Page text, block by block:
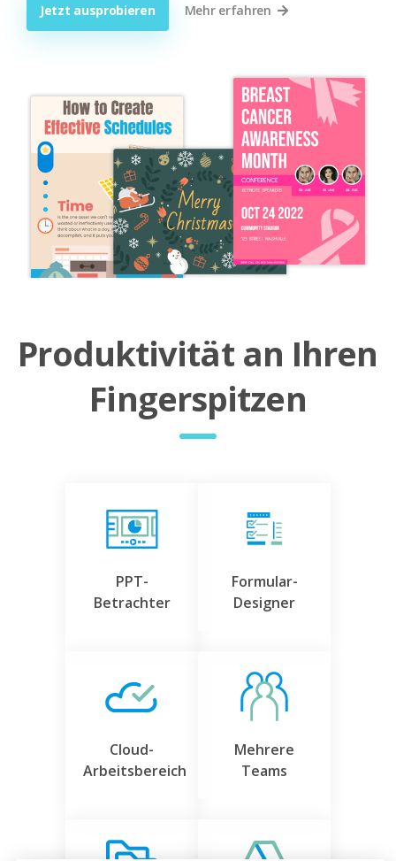
Jetzt ausprobieren Mehr erfahren
Produktivität an Ihren
Fingerspitzen
PPT-
Betrachter
Formular-
Designer
Cloud-
Arbeitsbereich
Mehrere
Teams